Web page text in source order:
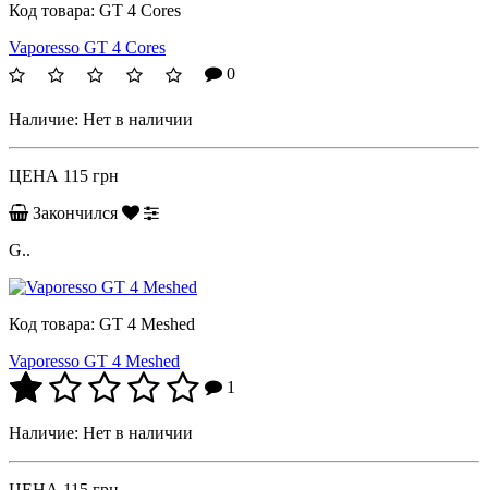
Код товара: GT 4 Cores
Vaporesso GT 4 Cores
0
Наличие: Нет в наличии
ЦЕНА 115 грн
Закончился
G..
Код товара: GT 4 Meshed
Vaporesso GT 4 Meshed
1
Наличие: Нет в наличии